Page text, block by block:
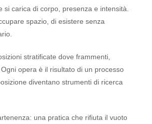
si carica di corpo, presenza e intensità.
spazio, di esistere senza
stratificate dove frammenti,
opera è il risultato di un processo
diventano strumenti di ricerca
una pratica che rifiuta il vuoto